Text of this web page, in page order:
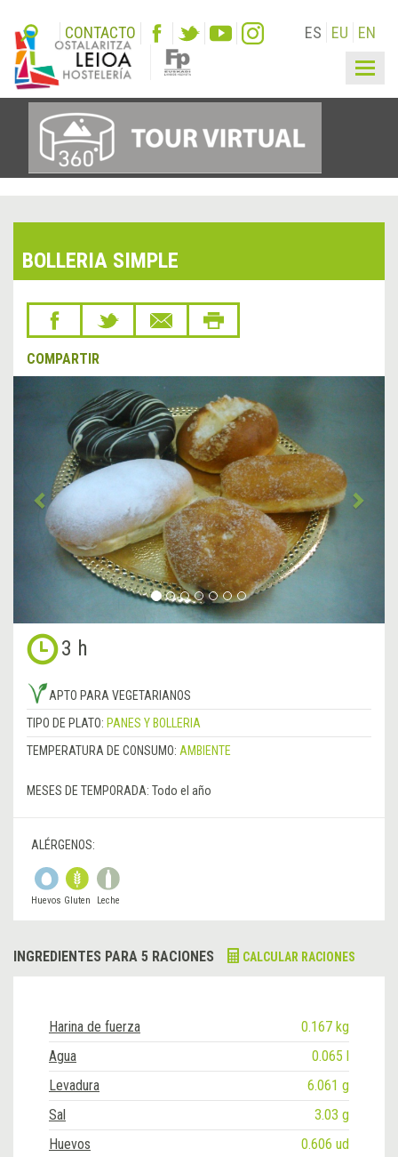
CONTACTO ES EU EN
BOLLERIA SIMPLE
COMPARTIR
&lsaquo;
Anterior
3 h
APTO PARA VEGETARIANOS
TIPO DE PLATO: PANES Y BOLLERIA
TEMPERATURA DE CONSUMO: AMBIENTE
MESES DE TEMPORADA: Todo el año
ALÉRGENOS:
Huevos Gluten Leche
INGREDIENTES PARA 5 RACIONES CALCULAR RACIONES
Harina de fuerza
0.167 kg
Agua
0.065 l
Levadura
6.061 g
Sal
3.03 g
Huevos
0.606 ud